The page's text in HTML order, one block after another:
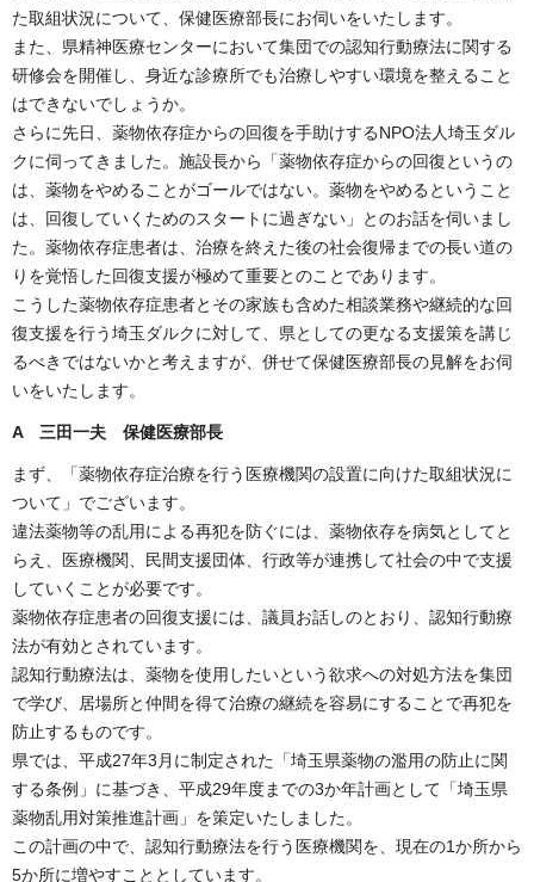
た取組状況について、保健医療部長にお伺いをいたします。
また、県精神医療センターにおいて集団での認知行動療法に関する
研修会を開催し、身近な診療所でも治療しやすい環境を整えること
はできないでしょうか。
さらに先日、薬物依存症からの回復を手助けするNPO法人埼玉ダル
クに伺ってきました。施設長から「薬物依存症からの回復というの
は、薬物をやめることがゴールではない。薬物をやめるということ
は、回復していくためのスタートに過ぎない」とのお話を伺いまし
た。薬物依存症患者は、治療を終えた後の社会復帰までの長い道の
りを覚悟した回復支援が極めて重要とのことであります。
こうした薬物依存症患者とその家族も含めた相談業務や継続的な回
復支援を行う埼玉ダルクに対して、県としての更なる支援策を講じ
るべきではないかと考えますが、併せて保健医療部長の見解をお伺
いをいたします。
A 三田一夫 保健医療部長
まず、「薬物依存症治療を行う医療機関の設置に向けた取組状況に
ついて」でございます。
違法薬物等の乱用による再犯を防ぐには、薬物依存を病気としてと
らえ、医療機関、民間支援団体、行政等が連携して社会の中で支援
していくことが必要です。
薬物依存症患者の回復支援には、議員お話しのとおり、認知行動療
法が有効とされています。
認知行動療法は、薬物を使用したいという欲求への対処方法を集団
で学び、居場所と仲間を得て治療の継続を容易にすることで再犯を
防止するものです。
県では、平成27年3月に制定された「埼玉県薬物の濫用の防止に関
する条例」に基づき、平成29年度までの3か年計画として「埼玉県
薬物乱用対策推進計画」を策定いたしました。
この計画の中で、認知行動療法を行う医療機関を、現在の1か所から
5か所に増やすこととしています。